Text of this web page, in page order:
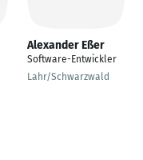
Alexander Eßer
Software-Entwickler
Lahr/Schwarzwald